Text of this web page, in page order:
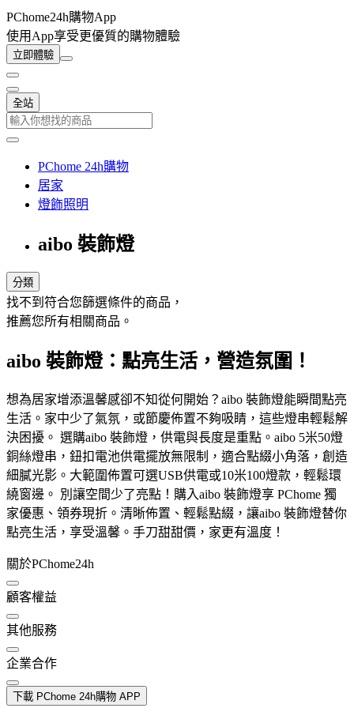
PChome24h購物App
使用App享受更優質的購物體驗
立即體驗
全站
PChome 24h購物
居家
燈飾照明
aibo 裝飾燈
分類
找不到符合您篩選條件的商品，
推薦您所有相關商品。
aibo 裝飾燈：點亮生活，營造氛圍！
想為居家增添溫馨感卻不知從何開始？aibo 裝飾燈能瞬間點亮
生活。家中少了氣氛，或節慶佈置不夠吸睛，這些燈串輕鬆解
決困擾。 選購aibo 裝飾燈，供電與長度是重點。aibo 5米50燈
銅絲燈串，鈕扣電池供電擺放無限制，適合點綴小角落，創造
細膩光影。大範圍佈置可選USB供電或10米100燈款，輕鬆環
繞窗邊。 別讓空間少了亮點！購入aibo 裝飾燈享 PChome 獨
家優惠、領券現折。清晰佈置、輕鬆點綴，讓aibo 裝飾燈替你
點亮生活，享受溫馨。手刀甜甜價，家更有溫度！
關於PChome24h
顧客權益
其他服務
企業合作
下載 PChome 24h購物 APP